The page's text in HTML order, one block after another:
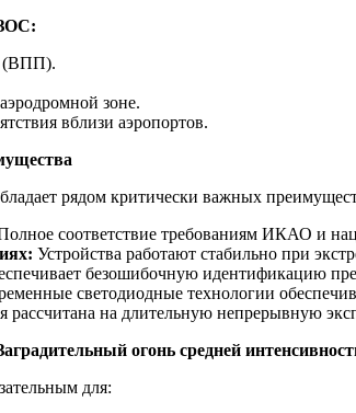
(ВПП).
зоне.
вблизи аэропортов.
рядом критически важных
соответствие требованиям ИКАО и
Устройства работают стабильно при
безошибочную идентификацию
светодиодные технологии
рассчитана на длительную непрерывную
огонь средней
для: